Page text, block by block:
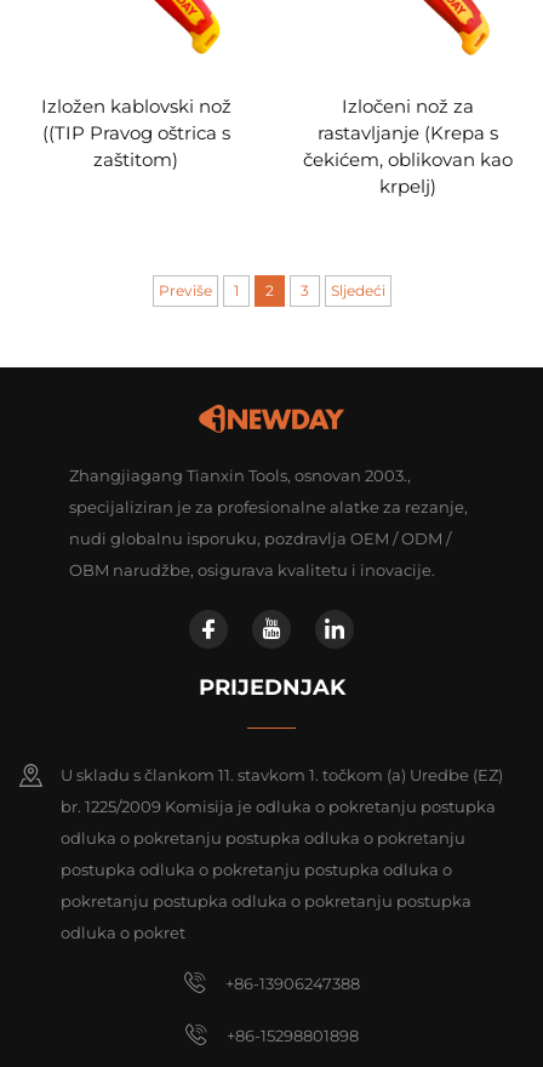
Izložen kablovski nož
((TIP Pravog oštrica s
zaštitom)
Izločeni nož za
rastavljanje (Krepa s
čekićem, oblikovan kao
krpelj)
Previše 1 2 3 Sljedeći
Zhangjiagang Tianxin Tools, osnovan 2003.,
specijaliziran je za profesionalne alatke za rezanje,
nudi globalnu isporuku, pozdravlja OEM / ODM /
OBM narudžbe, osigurava kvalitetu i inovacije.
PRIJEDNJAK
U skladu s člankom 11. stavkom 1. točkom (a) Uredbe (EZ)
br. 1225/2009 Komisija je odluka o pokretanju postupka
odluka o pokretanju postupka odluka o pokretanju
postupka odluka o pokretanju postupka odluka o
pokretanju postupka odluka o pokretanju postupka
odluka o pokret
+86-13906247388
+86-15298801898